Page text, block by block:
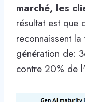
marché, les
résultat est que
reconnaissent
génération de:
contre 20% de